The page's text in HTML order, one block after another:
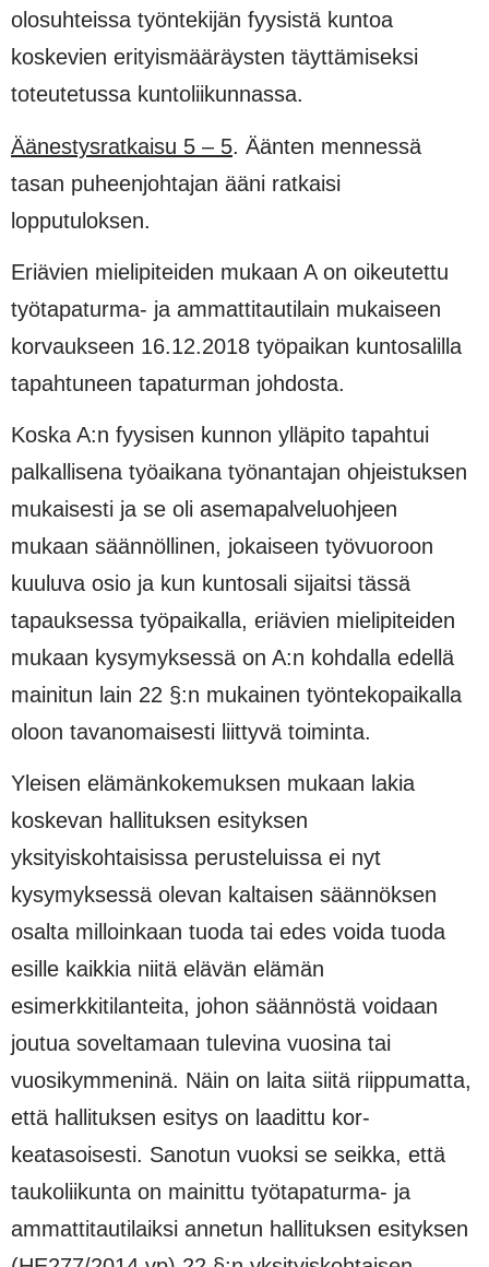
olosuhteissa työntekijän fyysistä kuntoa
koskevien erityismääräysten täyttämiseksi
toteutetussa kuntoliikunnassa.
Äänestysratkaisu 5 – 5. Äänten mennessä
tasan puheenjohtajan ääni ratkaisi
lopputuloksen.
Eriävien mielipiteiden mukaan A on oikeutettu
työtapaturma- ja ammattitautilain mukaiseen
korvauk­seen 16.12.2018 työpaikan kuntosalilla
tapahtuneen tapaturman johdosta.
Koska A:n fyysisen kunnon ylläpito tapahtui
palkallisena työaikana työnantajan ohjeistuksen
mukaisesti ja se oli asemapalveluohjeen
mukaan säännöllinen, jokaiseen työvuoroon
kuuluva osio ja kun kuntosali sijaitsi tässä
tapauksessa työpaikalla, eriävien mielipiteiden
mukaan kysymyksessä on A:n kohdalla edellä
mainitun lain 22 §:n mukainen työntekopaikalla
oloon tavanomaisesti liittyvä toiminta.
Yleisen elämänkokemuksen mukaan lakia
koskevan hallituksen esityksen
yksityiskohtaisissa peruste­luissa ei nyt
kysymyksessä olevan kaltaisen säännöksen
osalta milloinkaan tuoda tai edes voida tuoda
esille kaikkia niitä elävän elämän
esimerkkitilanteita, johon säännöstä voidaan
joutua soveltamaan tule­vina vuosina tai
vuosikymmeninä. Näin on laita siitä riippumatta,
että hallituksen esitys on laadittu kor­
keatasoisesti. Sanotun vuoksi se seikka, että
taukoliikunta on mainittu työtapaturma- ja
ammattitautilaiksi annetun hallituksen esityksen